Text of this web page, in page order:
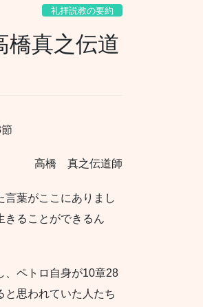
礼拝説教の要約
真之伝道
高橋 真之伝道師
言葉がここにありまし
きることができるん
、ペトロ自身が10章28
と思われていた人たち